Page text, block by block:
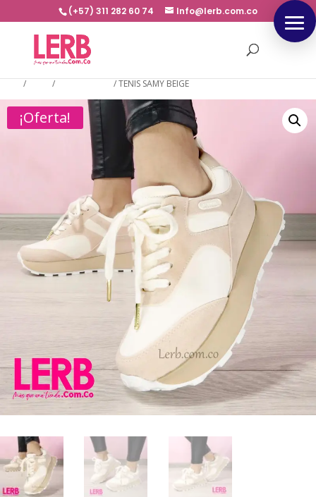
(+57) 311 282 60 74 Info@lerb.com.co
/ / /TENIS SAMY BEIGE
¡Oferta!